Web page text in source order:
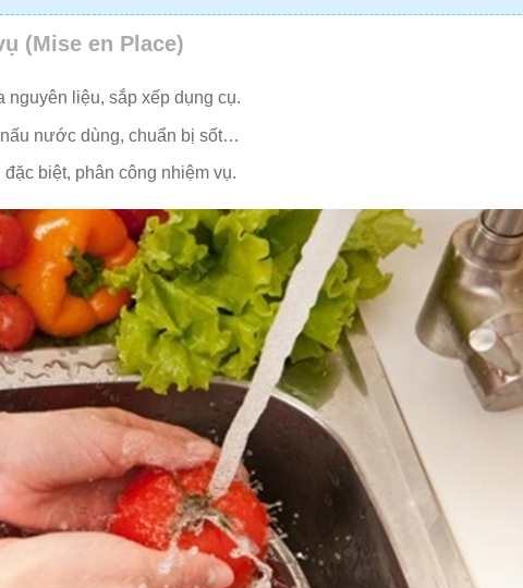
(Mise en Place)
nguyên liệu, sắp xếp dụng cụ.
nước dùng, chuẩn bị sốt…
biệt, phân công nhiệm vụ.